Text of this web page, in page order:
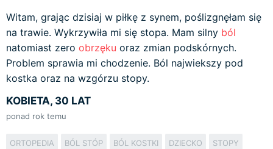
Witam, grając dzisiaj w piłkę z synem, poślizgnęłam się
na trawie. Wykrzywiła mi się stopa. Mam silny ból
natomiast zero obrzęku oraz zmian podskórnych.
Problem sprawia mi chodzenie. Ból najwiekszy pod
kostka oraz na wzgórzu stopy.
KOBIETA, 30 LAT
ponad rok temu
ORTOPEDIA BÓL STÓP BÓL KOSTKI DZIECKO STOPY